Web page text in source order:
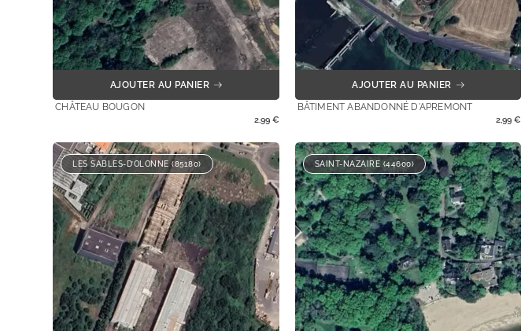
AJOUTER AU PANIER
CHÂTEAU BOUGON
2,99 €
AJOUTER AU PANIER
BÂTIMENT ABANDONNÉ D'APREMONT
2,99 €
LES SABLES-D’OLONNE (85180) SAINT-NAZAIRE (44600)